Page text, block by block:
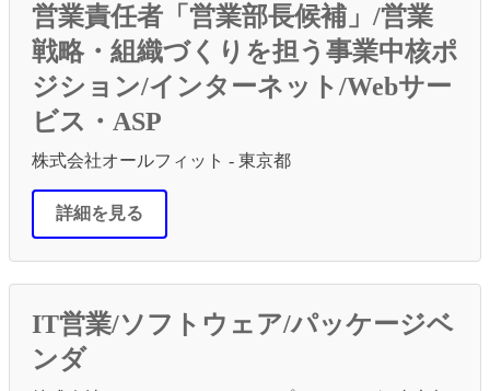
営業責任者「営業部長候補」/営業
戦略・組織づくりを担う事業中核ポ
ジション/インターネット/Webサー
ビス・ASP
株式会社オールフィット - 東京都
詳細を見る
IT営業/ソフトウェア/パッケージベ
ンダ